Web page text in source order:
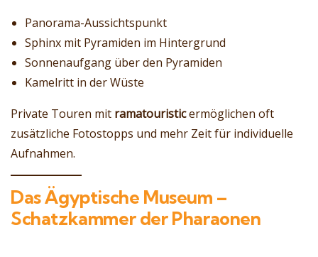
Panorama-Aussichtspunkt
Sphinx mit Pyramiden im Hintergrund
Sonnenaufgang über den Pyramiden
Kamelritt in der Wüste
Private Touren mit ramatouristicermöglichen oft
zusätzliche Fotostopps und mehr Zeit für individuelle
Aufnahmen.
Das Ägyptische Museum –
Schatzkammer der Pharaonen